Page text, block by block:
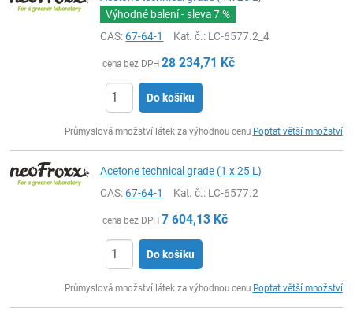
Výhodné balení - sleva7 %
CAS:67-64-1 Kat. č.: LC-6577.2_4
cena bez DPH 28 234,71 Kč
Do košíku
Průmyslová množství látek za výhodnou cenu Poptat větší množství
Acetone technical grade (1 x 25 L)
CAS:67-64-1 Kat. č.: LC-6577.2
cena bez DPH 7 604,13 Kč
Do košíku
Průmyslová množství látek za výhodnou cenu Poptat větší množství